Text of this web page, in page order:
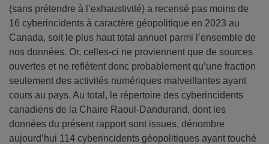
(sans prétendre à l’exhaustivité) a recensé pas moins de
16 cyberincidents à caractère géopolitique en 2023 au
Canada, soit le plus haut total annuel parmi l’ensemble de
nos données. Or, celles-ci ne proviennent que de sources
ouvertes et ne reflètent donc probablement qu’une fraction
seulement des activités numériques malveillantes ayant
cours au pays. Au total, le répertoire des cyberincidents
canadiens de la Chaire Raoul-Dandurand, dont les
données du présent rapport sont issues, dénombre
aujourd’hui 114 cyberincidents géopolitiques ayant touché